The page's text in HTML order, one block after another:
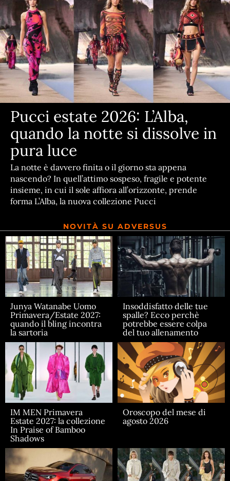
Pucci estate 2026: L’Alba,
quando la notte si dissolve in
pura luce
La notte è davvero finita o il giorno sta appena
nascendo? In quell’attimo sospeso, fragile e potente
insieme, in cui il sole affiora all’orizzonte, prende
forma L’Alba, la nuova collezione Pucci
NOVITÀ SU ADVERSUS
Junya Watanabe Uomo
Primavera/Estate 2027:
quando il bling incontra
la sartoria
Insoddisfatto delle tue
spalle? Ecco perchè
potrebbe essere colpa
del tuo allenamento
IM MEN Primavera
Estate 2027: la collezione
In Praise of Bamboo
Shadows
Oroscopo del mese di
agosto 2026